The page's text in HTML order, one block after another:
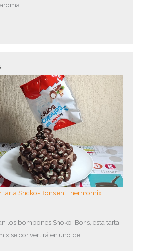
tarta Shoko-Bons en Thermomix
los bombones Shoko-Bons, esta tarta
se convertirá en uno de…